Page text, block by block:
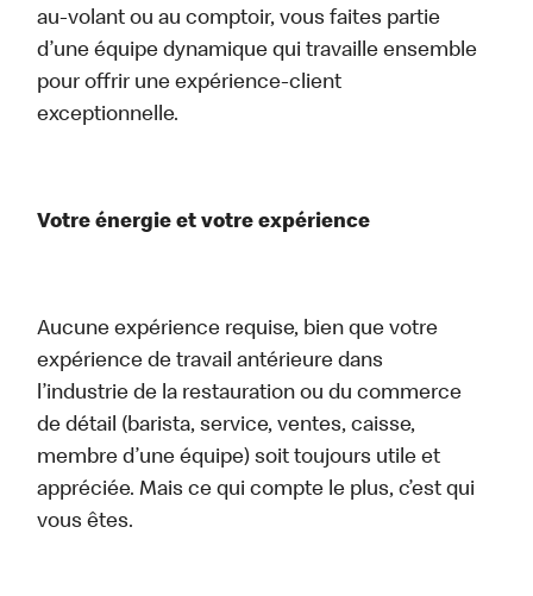
au-volant ou au comptoir, vous faites partie
d’une équipe dynamique qui travaille ensemble
pour offrir une expérience-client
exceptionnelle.
Votre énergie et votre expérience
Aucune expérience requise, bien que votre
expérience de travail antérieure dans
l’industrie de la restauration ou du commerce
de détail (barista, service, ventes, caisse,
membre d’une équipe) soit toujours utile et
appréciée. Mais ce qui compte le plus, c’est qui
vous êtes.